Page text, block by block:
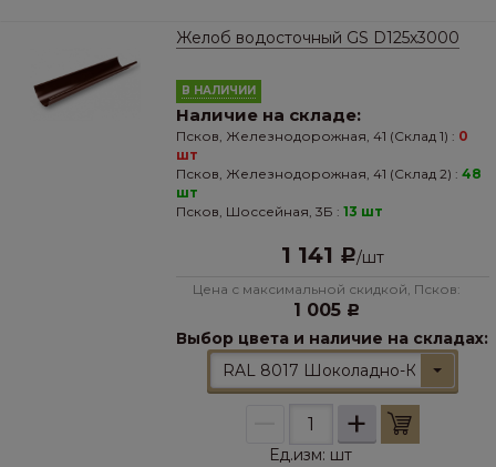
Желоб водосточный GS D125х3000
В НАЛИЧИИ
Наличие на складе:
Псков, Железнодорожная, 41 (Склад 1) : 0
шт
Псков, Железнодорожная, 41 (Склад 2) : 48
шт
Псков, Шоссейная, 3Б : 13 шт
1 141 Р/шт
Цена с максимальной скидкой, Псков:
1 005 Р
Выбор цвета и наличие на складах:
RAL 8017 Шоколадно-
+
Ед.изм: шт